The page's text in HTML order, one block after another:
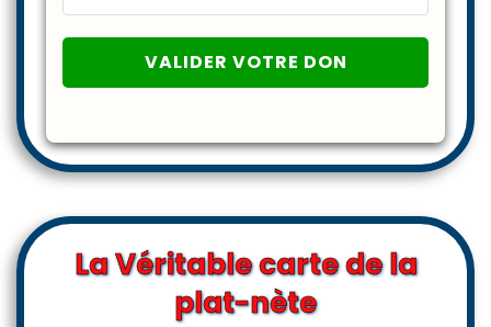
La Véritable carte de la
plat-nète